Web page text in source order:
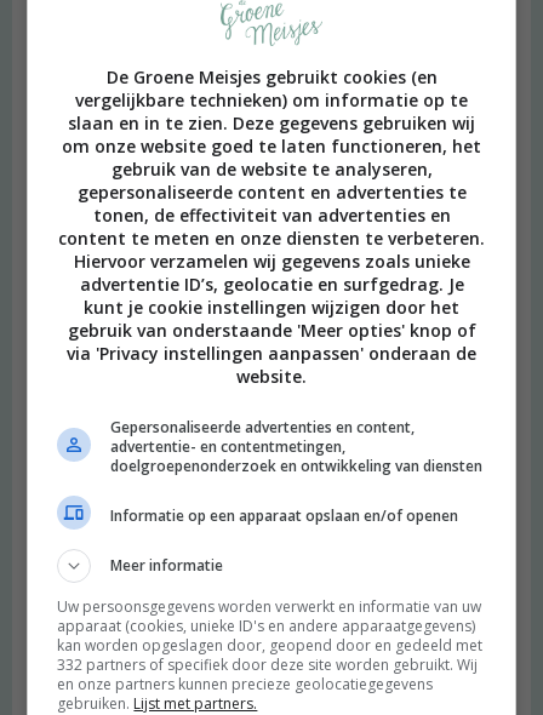
De Groene Meisjes gebruikt cookies (en
vergelijkbare technieken) om informatie op te
slaan en in te zien. Deze gegevens gebruiken wij
om onze website goed te laten functioneren, het
gebruik van de website te analyseren,
gepersonaliseerde content en advertenties te
tonen, de effectiviteit van advertenties en
content te meten en onze diensten te verbeteren.
Hiervoor verzamelen wij gegevens zoals unieke
advertentie ID’s, geolocatie en surfgedrag. Je
kunt je cookie instellingen wijzigen door het
gebruik van onderstaande 'Meer opties' knop of
via 'Privacy instellingen aanpassen' onderaan de
website.
Gepersonaliseerde advertenties en content,
advertentie- en contentmetingen,
doelgroepenonderzoek en ontwikkeling van diensten
Informatie op een apparaat opslaan en/of openen
Meer informatie
Uw persoonsgegevens worden verwerkt en informatie van uw
apparaat (cookies, unieke ID's en andere apparaatgegevens)
kan worden opgeslagen door, geopend door en gedeeld met
332 partners of specifiek door deze site worden gebruikt. Wij
en onze partners kunnen precieze geolocatiegegevens
gebruiken. Lijst met partners.